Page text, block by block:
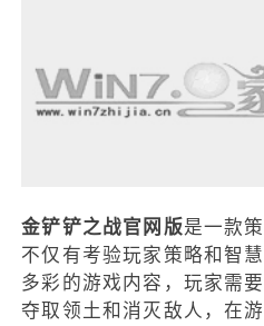
金铲铲之战官网版是一款
不仅有考验玩家策略和智
多彩的游戏内容，玩家需
夺取领土和消灭敌人，在